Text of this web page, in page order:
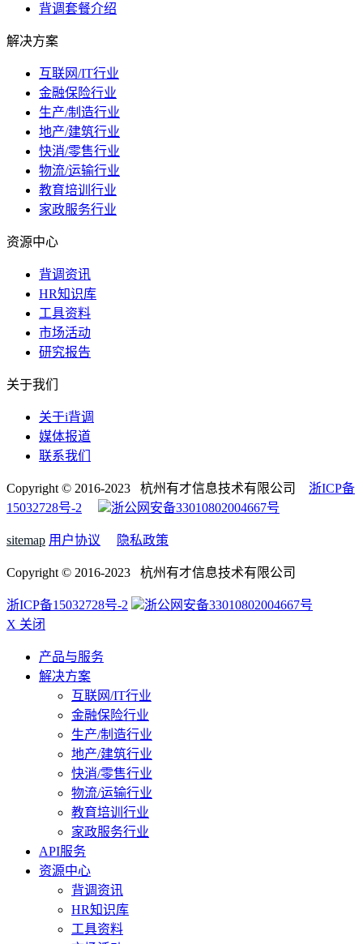
背调套餐介绍
解决方案
互联网/IT行业
金融保险行业
生产/制造行业
地产/建筑行业
快消/零售行业
物流/运输行业
教育培训行业
家政服务行业
资源中心
背调资讯
HR知识库
工具资料
市场活动
研究报告
关于我们
关于i背调
媒体报道
联系我们
Copyright © 2016-2023 杭州有才信息技术有限公司 浙ICP备
15032728号-2
浙公网安备33010802004667号
sitemap 用户协议 隐私政策
Copyright © 2016-2023 杭州有才信息技术有限公司
浙ICP备15032728号-2
浙公网安备33010802004667号
X 关闭
产品与服务
解决方案
互联网/IT行业
金融保险行业
生产/制造行业
地产/建筑行业
快消/零售行业
物流/运输行业
教育培训行业
家政服务行业
API服务
资源中心
背调资讯
HR知识库
工具资料